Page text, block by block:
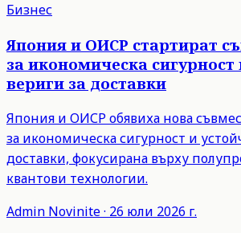
Бизнес
Япония и ОИСР стартират
за икономическа
вериги за доставки
Япония и ОИСР обявиха нова
за икономическа сигурност и
доставки, фокусирана върху
квантови технологии.
Admin Novinite· 26 юли 2026 г.